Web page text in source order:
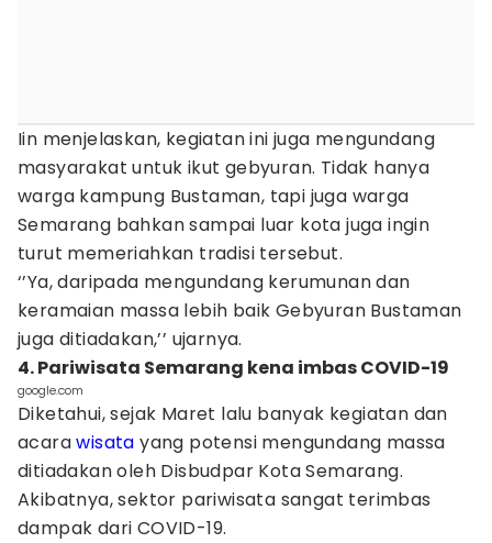
Iin menjelaskan, kegiatan ini juga mengundang
masyarakat untuk ikut gebyuran. Tidak hanya
warga kampung Bustaman, tapi juga warga
Semarang bahkan sampai luar kota juga ingin
turut memeriahkan tradisi tersebut.
‘’Ya, daripada mengundang kerumunan dan
keramaian massa lebih baik Gebyuran Bustaman
juga ditiadakan,’’ ujarnya.
4. Pariwisata Semarang kena imbas COVID-19
google.com
Diketahui, sejak Maret lalu banyak kegiatan dan
acarawisata yang potensi mengundang massa
ditiadakan oleh Disbudpar Kota Semarang.
Akibatnya, sektor pariwisata sangat terimbas
dampak dari COVID-19.